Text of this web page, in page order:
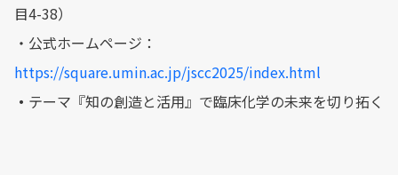
目4-38）
・公式ホームページ：
https://square.umin.ac.jp/jscc2025/index.html
・ テーマ『知の創造と活用』で臨床化学の未来を切り拓く